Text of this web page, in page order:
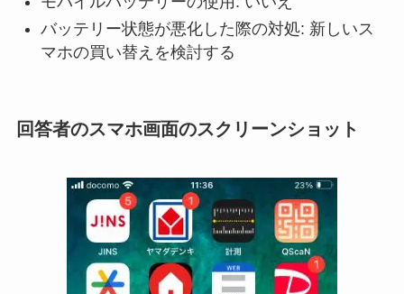
バッテリー状態が悪化した際の対処: 新しいス
マホの買い替えを検討する
回答者のスマホ画面のスクリーンショット